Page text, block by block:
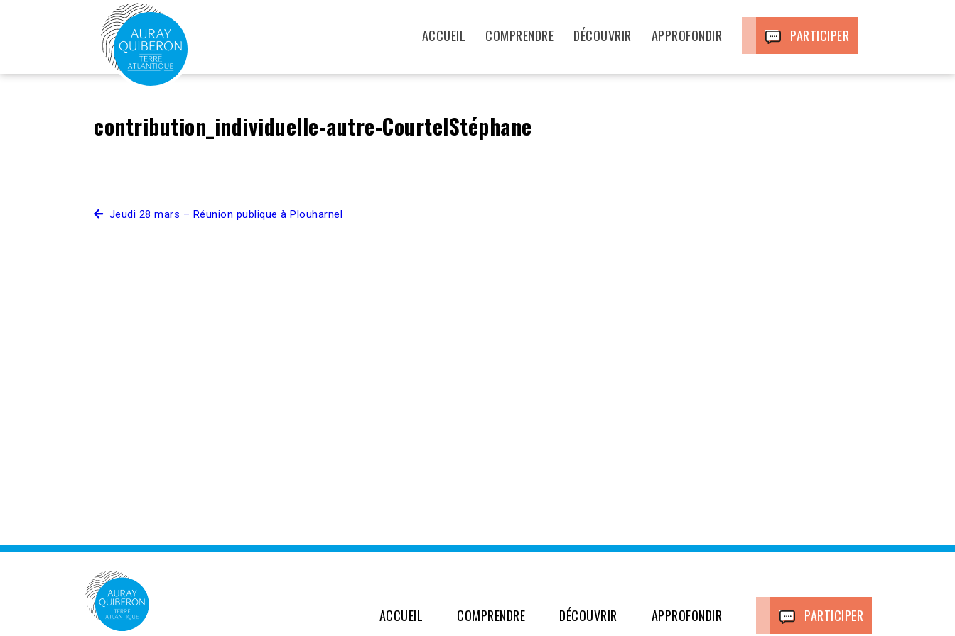
ACCUEIL COMPRENDRE DÉCOUVRIR APPROFONDIR PARTICIPER
contribution_individuelle-autre-CourtelStéphane
Jeudi 28 mars – Réunion publique à Plouharnel
ACCUEIL COMPRENDRE DÉCOUVRIR APPROFONDIR PARTICIPER